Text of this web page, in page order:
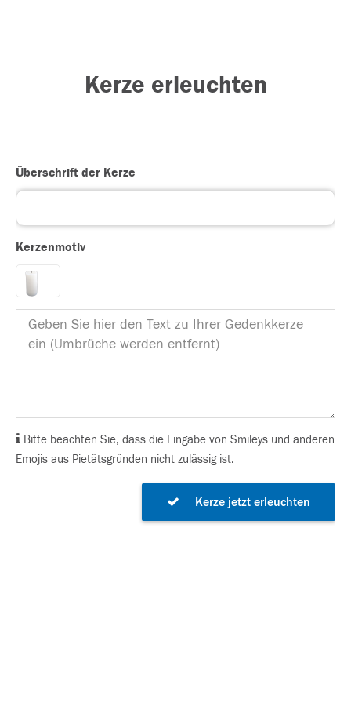
Kerze erleuchten
Überschrift der Kerze
Kerzenmotiv
Bitte beachten Sie, dass die Eingabe von Smileys und anderen
Emojis aus Pietätsgründen nicht zulässig ist.
Kerze jetzt erleuchten